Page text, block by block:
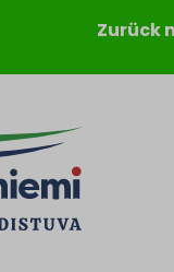
Zurück